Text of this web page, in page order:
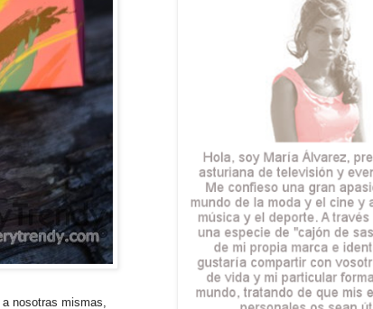
a nosotras mismas,